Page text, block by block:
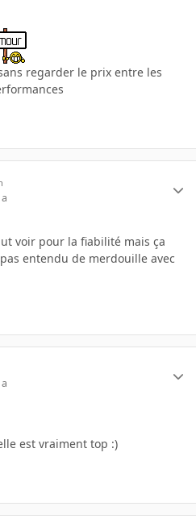
regarder le prix entre les
voir pour la fiabilité mais ça
entendu de merdouille avec
est vraiment top :)